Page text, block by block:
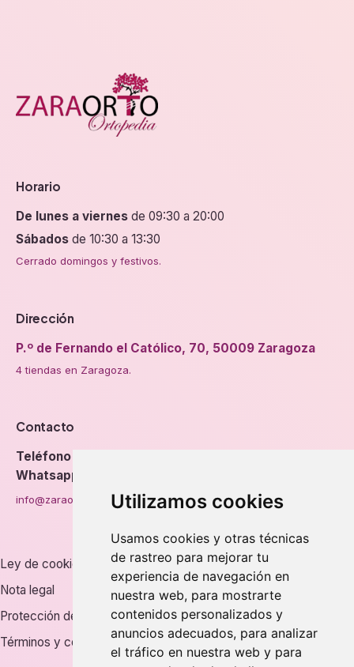
Utilizamos cookies
Usamos cookies y otras técnicas
de rastreo para mejorar tu
experiencia de navegación en
nuestra web, para mostrarte
contenidos personalizados y
anuncios adecuados, para analizar
el tráfico en nuestra web y para
Horario
De lunes a viernes de 09:30 a 20:00
Sábados de 10:30 a 13:30
Cerrado domingos y festivos.
Dirección
P.º de Fernando el Católico, 70, 50009 Zaragoza
4 tiendas en Zaragoza.
Contacto
Teléfono
Whatsapp
info@zaraorto.com
Ley de cookies
Nota legal
Protección de datos
Términos y condiciones